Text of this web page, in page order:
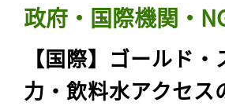
政府・国際機関・
【国際】ゴールド
力・飲料水アクセ